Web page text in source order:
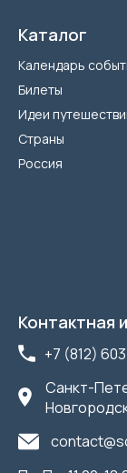
Каталог
Календарь
Билеты
Идеи
Страны
Россия
Контактная
+7 (812)
Санкт-